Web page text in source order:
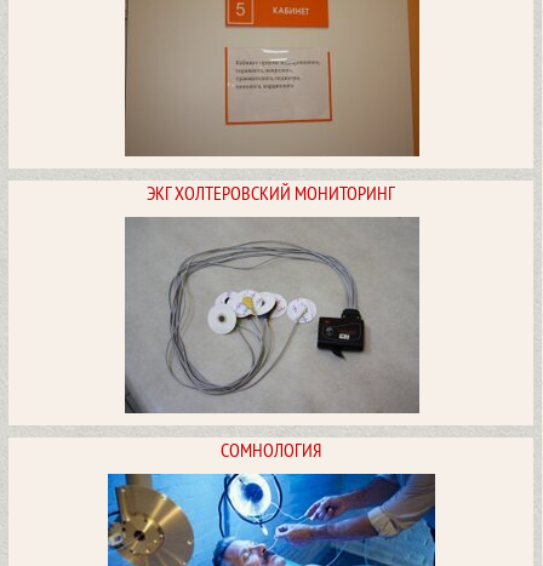
ПОСМОТРЕТЬ
Блокада в неврологии
ПОСМОТРЕТЬ
ЭКГ ХОЛТЕРОВСКИЙ МОНИТОРИНГ
ЭКГ холтеровский мониторинг
ПОСМОТРЕТЬ
СОМНОЛОГИЯ